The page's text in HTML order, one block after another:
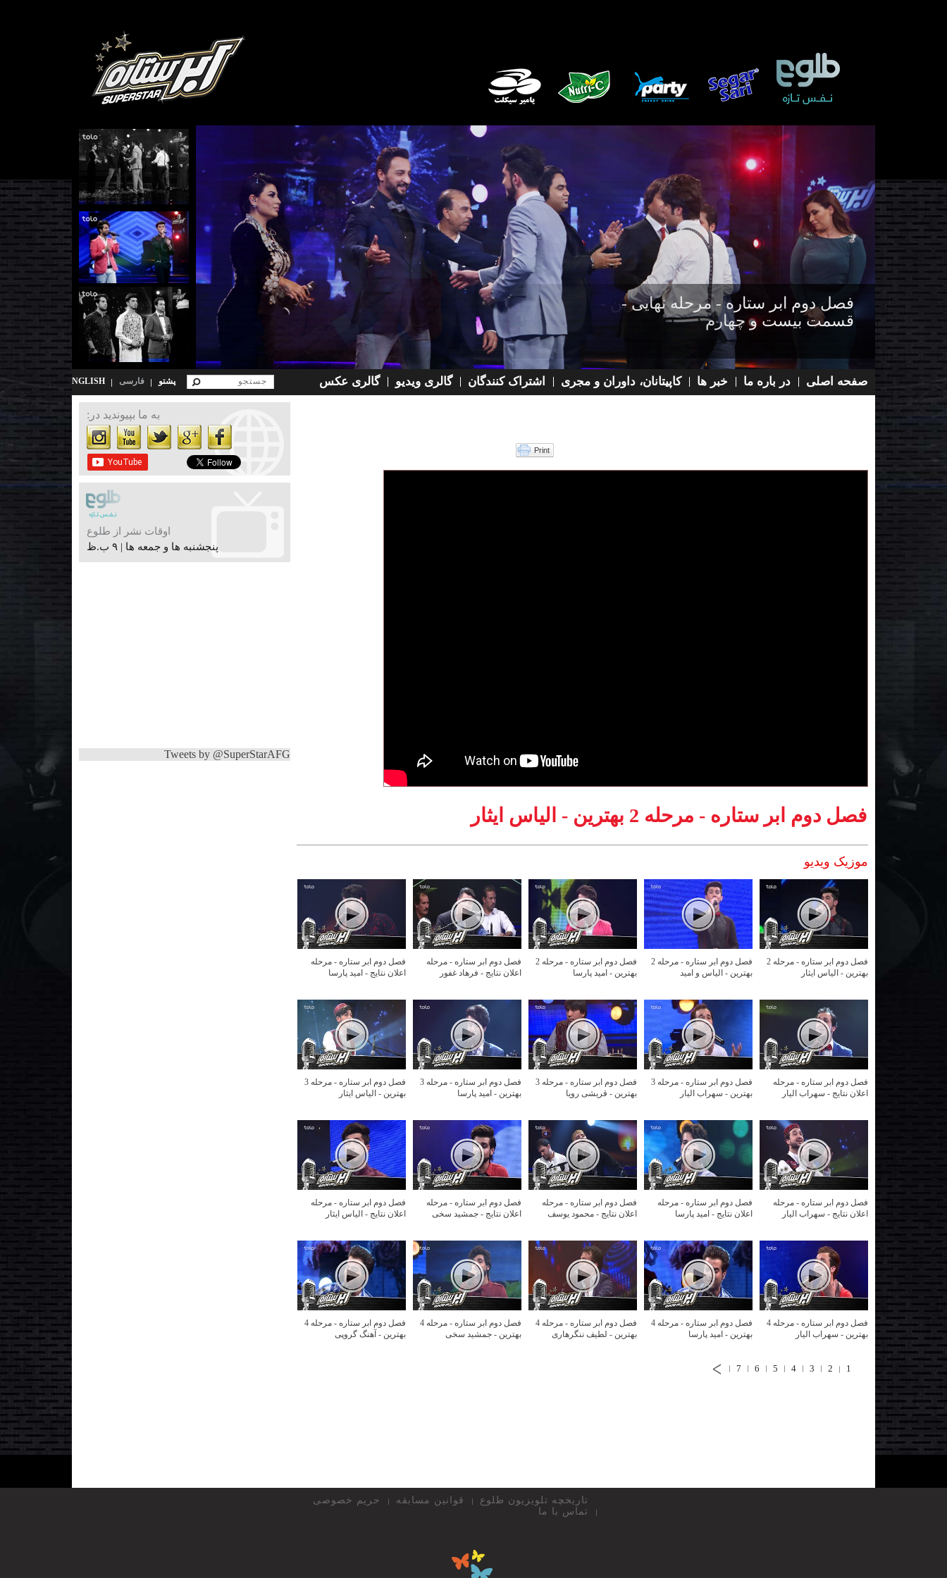
فصل دوم ابر ستاره - مرحله 2 بهترین -
قسمت بیست و دوم
Main menu
صفحه اصلی در باره ما خبر ها کاپیتانان، داوران و مجری اشتراک کنندگان گالری ویدیو گالری عکس پشتو فارسی ENGLISH
Print
فصل دوم ابر ستاره - مرحله 2 بهترین - الیاس ایثار
موزیک ویدیو
فصل دوم ابر ستاره - مرحله 2
بهترین - الیاس ایثار
فصل دوم ابر ستاره - مرحله 2
بهترین - الیاس و امید
فصل دوم ابر ستاره - مرحله 2
بهترین - امید پارسا
فصل دوم ابر ستاره - مرحله
اعلان نتایج - فرهاد غفور
فصل دوم ابر ستاره - مرحله
اعلان نتایج - امید پارسا
فصل دوم ابر ستاره - مرحله
اعلان نتایج - سهراب الیار
فصل دوم ابر ستاره - مرحله 3
بهترین - سهراب الیار
فصل دوم ابر ستاره - مرحله 3
بهترین - قریشی رویا
فصل دوم ابر ستاره - مرحله 3
بهترین - امید پارسا
فصل دوم ابر ستاره - مرحله 3
بهترین - الیاس ایثار
فصل دوم ابر ستاره - مرحله
اعلان نتایج - سهراب الیار
فصل دوم ابر ستاره - مرحله
اعلان نتایج - امید پارسا
فصل دوم ابر ستاره - مرحله
اعلان نتایج - محمود یوسف
فصل دوم ابر ستاره - مرحله
اعلان نتایج - جمشید سخی
فصل دوم ابر ستاره - مرحله
اعلان نتایج - الیاس ایثار
فصل دوم ابر ستاره - مرحله 4
بهترین - سهراب الیار
فصل دوم ابر ستاره - مرحله 4
بهترین - امید پارسا
فصل دوم ابر ستاره - مرحله 4
بهترین - لطیف ننگرهاری
فصل دوم ابر ستاره - مرحله 4
بهترین - جمشید سخی
فصل دوم ابر ستاره - مرحله 4
بهترین - آهنگ گروپی
1
2
3
4
5
6
7
به ما بپیوندید در:
اوقات نشر از طلوع
پنجشنبه ها و جمعه ها | ۹ ب.ظ
Tweets by @SuperStarAFG
تاریخچه تلویزیون طلوع قوانین مسابقه
حریم خصوصی
تماس با ما